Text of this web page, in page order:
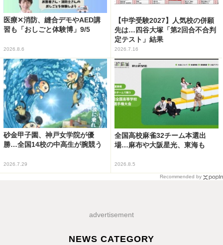
医療✕消防、縫合デモやAED講
習も「おしごと体験博」9/5
2026.8.6
【中学受験2027】人気校の併願
先は…四谷大塚「第2回合不合判
定テスト」結果
2026.7.16
砂金甲子園、神戸女学院が優
勝…全国14校の中高生が腕競う
2026.7.29
全国高校麻雀32チーム本選出
場…麻布や大阪星光、東海も
2026.8.5
Recommended by
advertisement
NEWS CATEGORY